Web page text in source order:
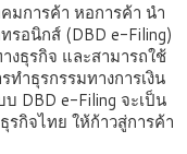
มการค้า หอการค้า นำ
รอนิกส์ (DBD e-Filing)
งธุรกิจ และสามารถใช้
ำธุรกรรมทางการเงิน
บ DBD e-Filing จะเป็น
กิจไทย ให้ก้าวสู่การค้า